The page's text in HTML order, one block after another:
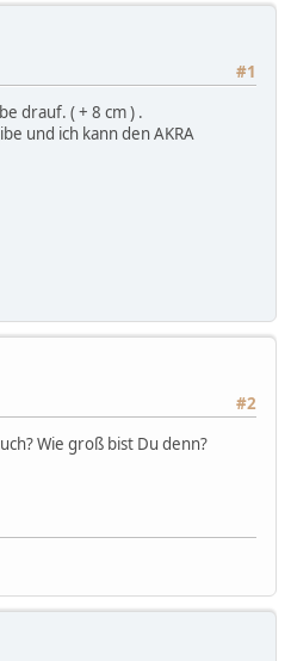
#1
drauf. ( + 8 cm ) .
und ich kann den AKRA
#2
Wie groß bist Du denn?